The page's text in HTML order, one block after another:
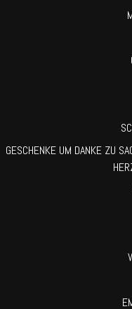
GESCHENKE UM DANKE ZU